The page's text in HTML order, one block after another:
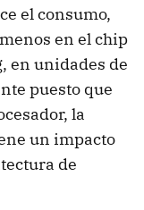
el consumo,
en el chip
en unidades de
puesto que
la
un impacto
de